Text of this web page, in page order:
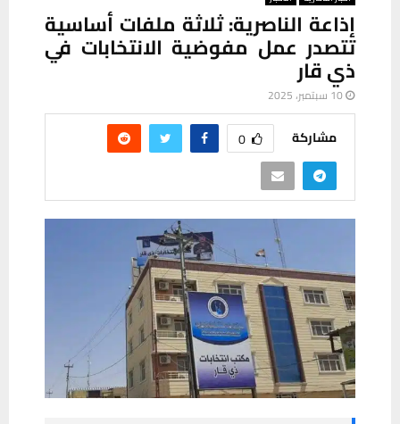
إذاعة الناصرية: ثلاثة ملفات أساسية
تتصدر عمل مفوضية الانتخابات في
ذي قار
10 سبتمبر، 2025
مشاركة 0